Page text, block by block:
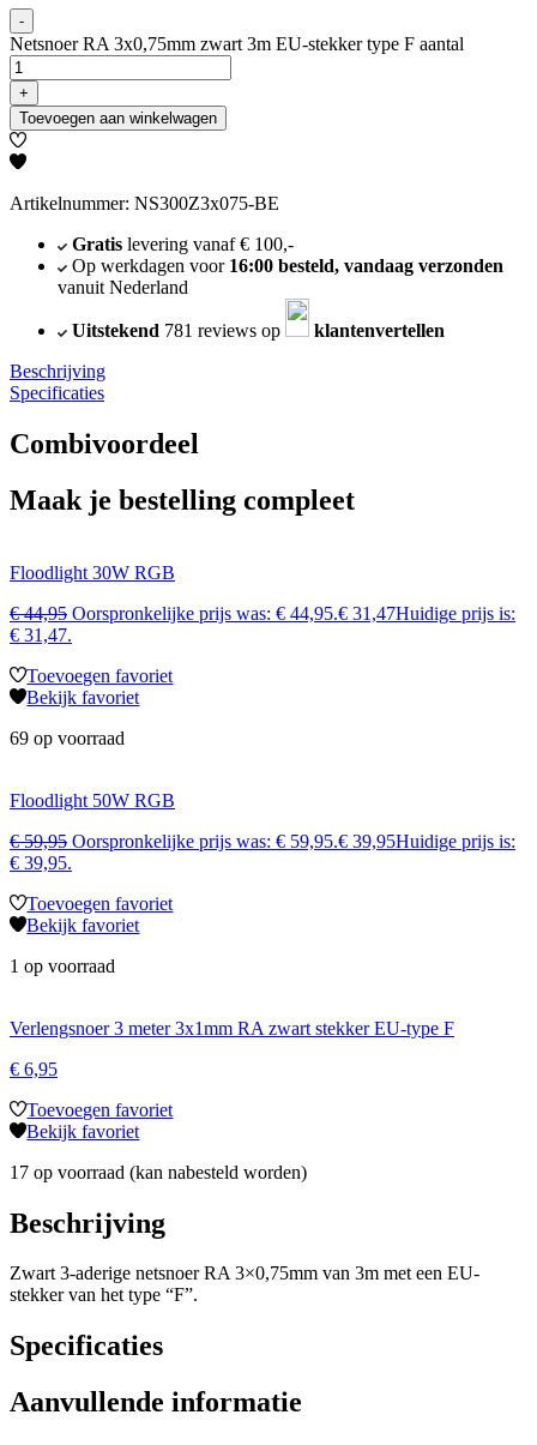
-
Netsnoer RA 3x0,75mm zwart 3m EU-stekker type F aantal
+
Toevoegen aan winkelwagen
Artikelnummer: NS300Z3x075-BE
Gratislevering vanaf € 100,-
Op werkdagen voor 16:00 besteld, vandaag verzonden
vanuit Nederland
Uitstekend 781 reviews op
klantenvertellen
Beschrijving
Specificaties
Combivoordeel
Maak je bestelling compleet
Floodlight 30W RGB
€44,95 Oorspronkelijke prijs was: € 44,95.€ 31,47Huidige prijs is:
€ 31,47.
Toevoegen favoriet
Bekijk favoriet
69 op voorraad
Floodlight 50W RGB
€59,95 Oorspronkelijke prijs was: € 59,95.€ 39,95Huidige prijs is:
€ 39,95.
Toevoegen favoriet
Bekijk favoriet
1 op voorraad
Verlengsnoer 3 meter 3x1mm RA zwart stekker EU-type F
€ 6,95
Toevoegen favoriet
Bekijk favoriet
17 op voorraad (kan nabesteld worden)
Beschrijving
Zwart 3-aderige netsnoer RA 3×0,75mm van 3m met een EU-
stekker van het type “F”.
Specificaties
Aanvullende informatie